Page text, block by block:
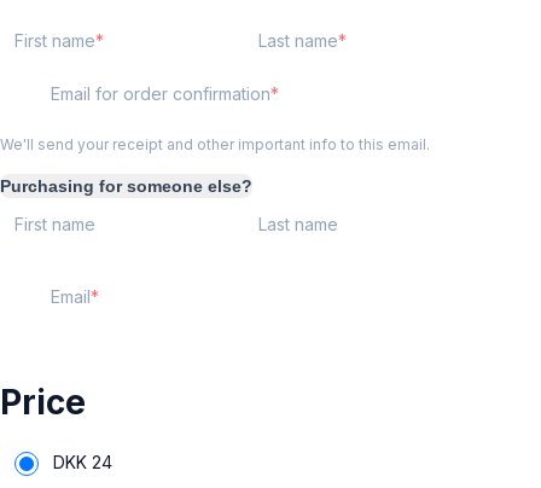
First name Last name
Email for order confirmation
We'll send your receipt and other important info to this email.
Purchasing for someone else?
First name Last name
Email
Price
DKK 24